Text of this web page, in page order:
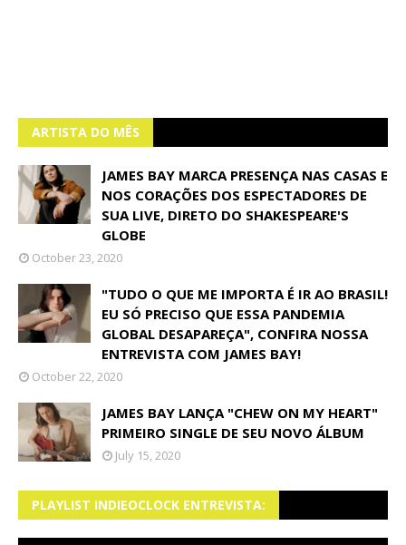
ARTISTA DO MÊS
JAMES BAY MARCA PRESENÇA NAS CASAS E
NOS CORAÇÕES DOS ESPECTADORES DE
SUA LIVE, DIRETO DO SHAKESPEARE'S
GLOBE
October 23, 2020
"TUDO O QUE ME IMPORTA É IR AO BRASIL!
EU SÓ PRECISO QUE ESSA PANDEMIA
GLOBAL DESAPAREÇA", CONFIRA NOSSA
ENTREVISTA COM JAMES BAY!
October 22, 2020
JAMES BAY LANÇA "CHEW ON MY HEART"
PRIMEIRO SINGLE DE SEU NOVO ÁLBUM
July 15, 2020
PLAYLIST INDIEOCLOCK ENTREVISTA: